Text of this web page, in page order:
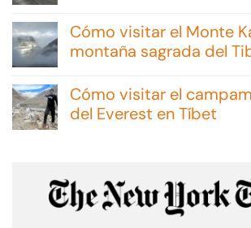
hay
comentarios
en
Excursiones
Malvinas:
consejos
y
opciones
Cómo visitar el Monte
montaña sagrada del
hay
comentarios
en
Cómo
la
montaña
sagrada
Cómo visitar el
del Everest en Tíbet
Cómo
visitar
el